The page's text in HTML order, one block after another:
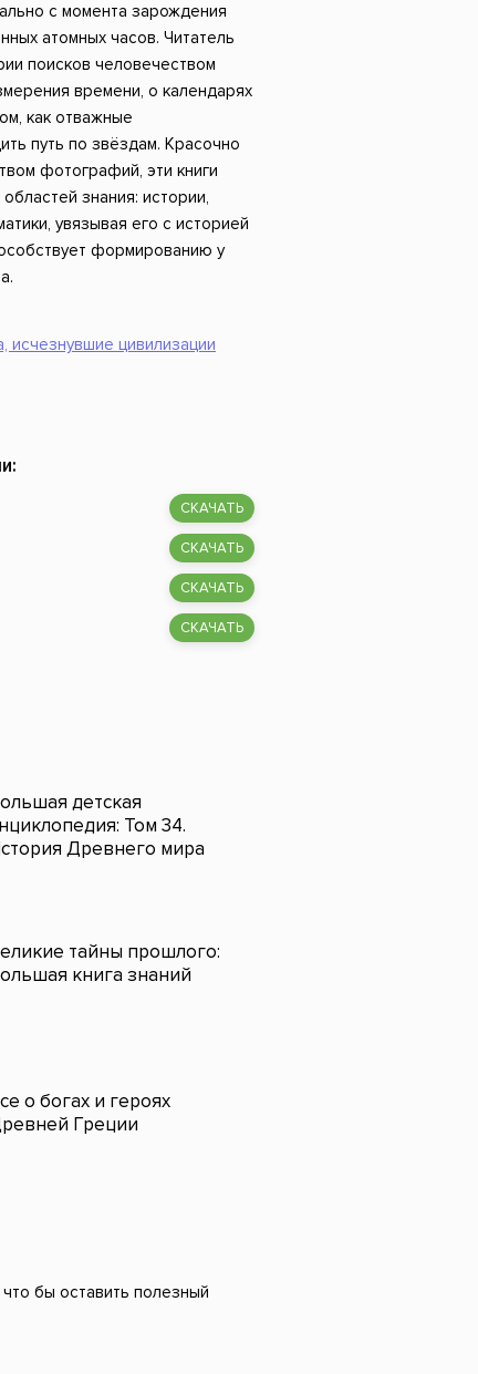
с момента зарождения
атомных часов. Читатель
поисков человечеством
времени, о календарях
как отважные
путь по звёздам. Красочно
фотографий, эти книги
знания: истории,
увязывая его с историей
формированию у
исчезнувшие цивилизации
СКАЧАТЬ
СКАЧАТЬ
СКАЧАТЬ
СКАЧАТЬ
детская
Том 34.
Древнего мира
тайны прошлого:
книга знаний
о богах и героях
Греции
бы оставить полезный